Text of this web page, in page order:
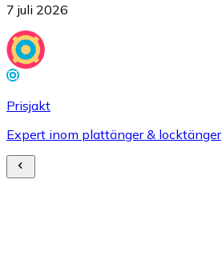
7 juli 2026
Prisjakt
Expert inom plattänger & locktänger